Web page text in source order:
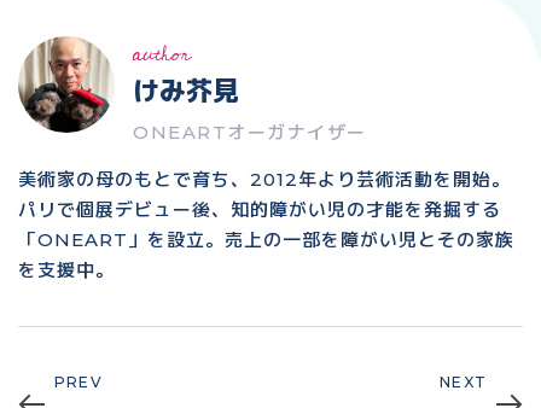
author
けみ芥見
ONEARTオーガナイザー
美術家の母のもとで育ち、2012年より芸術活動を開始。
パリで個展デビュー後、知的障がい児の才能を発掘する
「ONEART」を設立。売上の一部を障がい児とその家族
を支援中。
Prev
PREV Next
NEXT